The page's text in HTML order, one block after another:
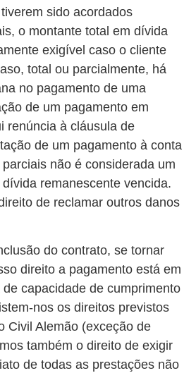
sido acordados
o montante total em dívida
exigível caso o cliente
total ou parcialmente, há
no pagamento de uma
de um pagamento em
renúncia à cláusula de
de um pagamento à conta
não é considerada um
remanescente vencida.
de reclamar outros danos
do contrato, se tornar
direito a pagamento está em
capacidade de cumprimento
nos os direitos previstos
Civil Alemão (exceção de
também o direito de exigir
de todas as prestações não